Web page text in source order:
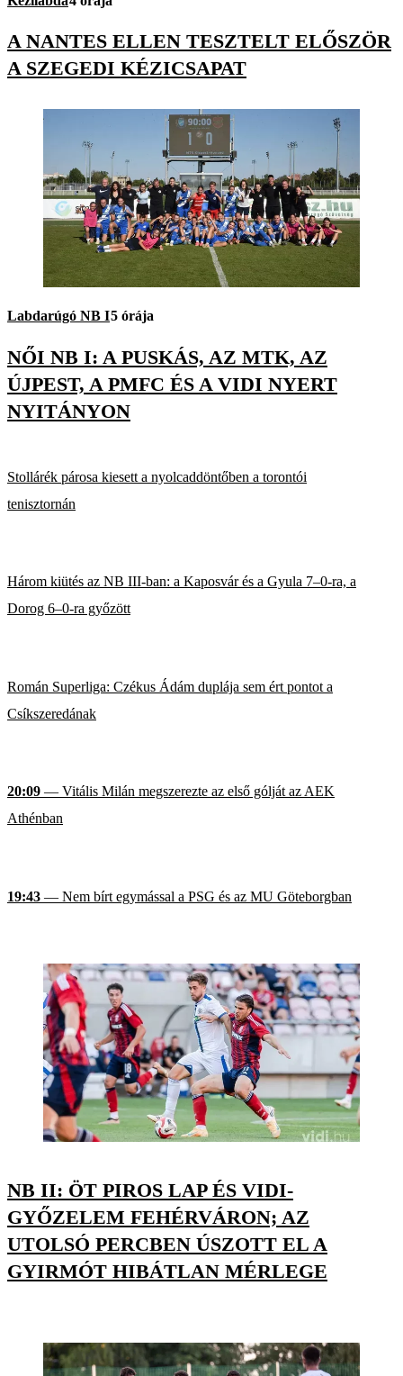
A NANTES ELLEN TESZTELT ELŐSZÖR
A SZEGEDI KÉZICSAPAT
Labdarúgó NB I5 órája
NŐI NB I: A PUSKÁS, AZ MTK, AZ
ÚJPEST, A PMFC ÉS A VIDI NYERT
NYITÁNYON
Stollárék párosa kiesett a nyolcaddöntőben a torontói
tenisztornán
Három kiütés az NB III-ban: a Kaposvár és a Gyula 7–0-ra, a
Dorog 6–0-ra győzött
Román Superliga: Czékus Ádám duplája sem ért pontot a
Csíkszeredának
20:09 — Vitális Milán megszerezte az első gólját az AEK
Athénban
19:43 — Nem bírt egymással a PSG és az MU Göteborgban
NB II: ÖT PIROS LAP ÉS VIDI-
GYŐZELEM FEHÉRVÁRON; AZ
UTOLSÓ PERCBEN ÚSZOTT EL A
GYIRMÓT HIBÁTLAN MÉRLEGE